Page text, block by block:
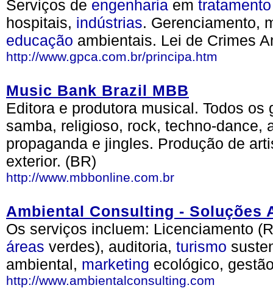
Serviços de engenharia em tratamento
hospitais, indústrias. Gerenciamento,
educação ambientais. Lei de Crimes
http://www.gpca.com.br/principa.htm
Music Bank Brazil MBB
Editora e produtora musical. Todos
samba, religioso, rock, techno-dance,
propaganda e jingles. Produção de
exterior. (BR)
http://www.mbbonline.com.br
Ambiental Consulting - Soluções
Os serviços incluem: Licenciamento
áreas verdes), auditoria, turismo
ambiental, marketing ecológico,
http://www.ambientalconsulting.com